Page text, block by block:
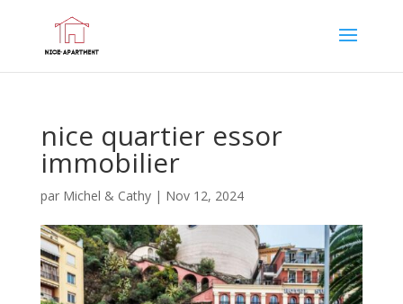
nice quartier essor
immobilier
par Michel & Cathy| Nov 12, 2024